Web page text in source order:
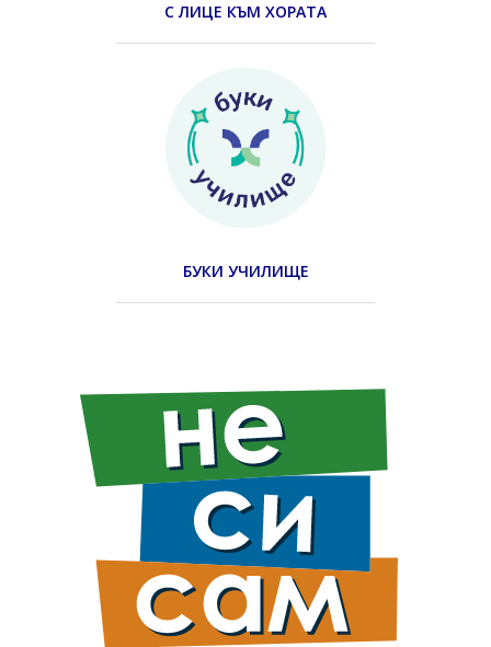
С ЛИЦЕ КЪМ ХОРАТА
БУКИ УЧИЛИЩЕ